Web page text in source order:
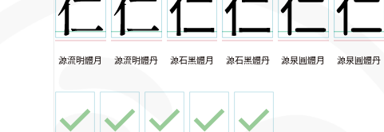
源流明體月 源流明體丹 源石黑體月 源石黑體丹 源泉圓體月 源泉圓體丹